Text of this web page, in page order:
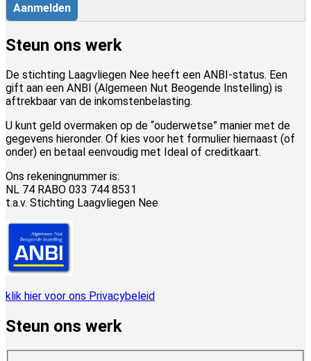
Aanmelden
Steun ons werk
De stichting Laagvliegen Nee heeft een ANBI-status. Een
gift aan een ANBI (Algemeen Nut Beogende Instelling) is
aftrekbaar van de inkomstenbelasting.
U kunt geld overmaken op de “ouderwetse” manier met de
gegevens hieronder. Of kies voor het formulier hiernaast (of
onder) en betaal eenvoudig met Ideal of creditkaart.
Ons rekeningnummer is:
NL 74 RABO 033 744 8531
t.a.v. Stichting Laagvliegen Nee
klik hier voor ons Privacybeleid
Steun ons werk